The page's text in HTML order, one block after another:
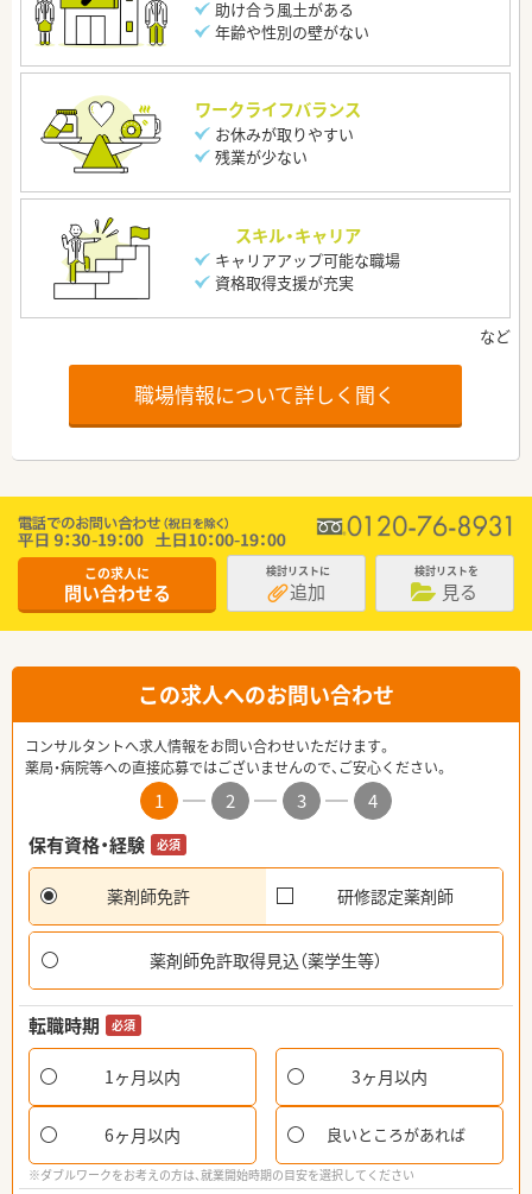
助け合う風土がある
年齢や性別の壁がない
ワークライフバランス
お休みが取りやすい
残業が少ない
スキル・キャリア
キャリアアップ可能な職場
資格取得支援が充実
職場情報について詳しく聞く
この求人に
問い合わせる
検討リストに
追加
検討リストを
見る
この求人へのお問い合わせ
コンサルタントへ求人情報をお問い合わせいただけます。
薬局・病院等への直接応募ではございませんので、ご安心ください。
1 2 3
4
保有資格・経験
必須
薬剤師免許 研修認定薬剤師
薬剤師免許取得見込（薬学生等）
転職時期 必須
1ヶ月以内 3ヶ月以内
6ヶ月以内 良いところがあれば
※ダブルワークをお考えの方は、就業開始時期の目安を選択してください